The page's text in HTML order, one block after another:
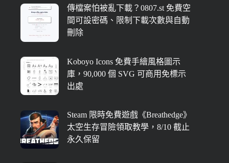
傳檔案怕被亂下載？0807.st 免費空
間可設密碼、限制下載次數與自動
刪除
Koboyo Icons 免費手繪風格圖示
庫，90,000 個 SVG 可商用免標示
出處
Steam 限時免費遊戲《Breathedge》
太空生存冒險領取教學，8/10 截止
永久保留